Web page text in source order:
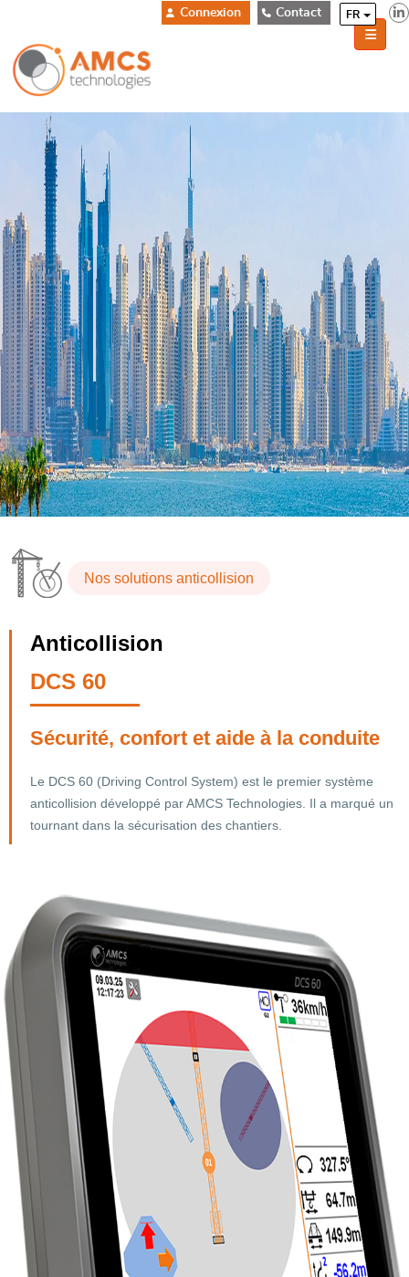
Connexion Contact FR
Nos solutions anticollision
Anticollision
DCS 60
Sécurité, confort et aide à la conduite
Le DCS 60 (Driving Control System) est le premier système
anticollision développé par AMCS Technologies. Il a marqué un
tournant dans la sécurisation des chantiers.